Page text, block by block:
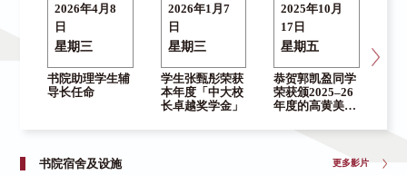
2026年4月8
日
星期三
书院助理学生辅
导长任命
2026年1月7
日
星期三
学生张甄彤荣获
本年度「中大校
长卓越奖学金」
2025年10月
17日
星期五
恭贺郭凯盈同学
荣获颁2025–26
年度的高黄美芸
女会奖学金
「
书院宿舍及设施 更多影片